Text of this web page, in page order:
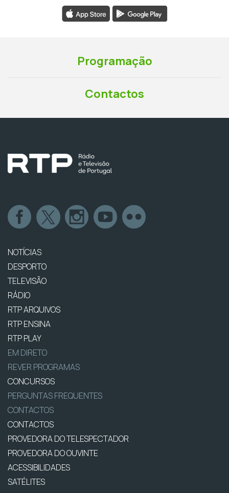
Programação
Contactos
NOTÍCIAS
DESPORTO
TELEVISÃO
RÁDIO
RTP ARQUIVOS
RTP ENSINA
RTP PLAY
EM DIRETO
REVER PROGRAMAS
CONCURSOS
PERGUNTAS FREQUENTES
CONTACTOS
CONTACTOS
PROVEDORA DO TELESPECTADOR
PROVEDORA DO OUVINTE
ACESSIBILIDADES
SATÉLITES